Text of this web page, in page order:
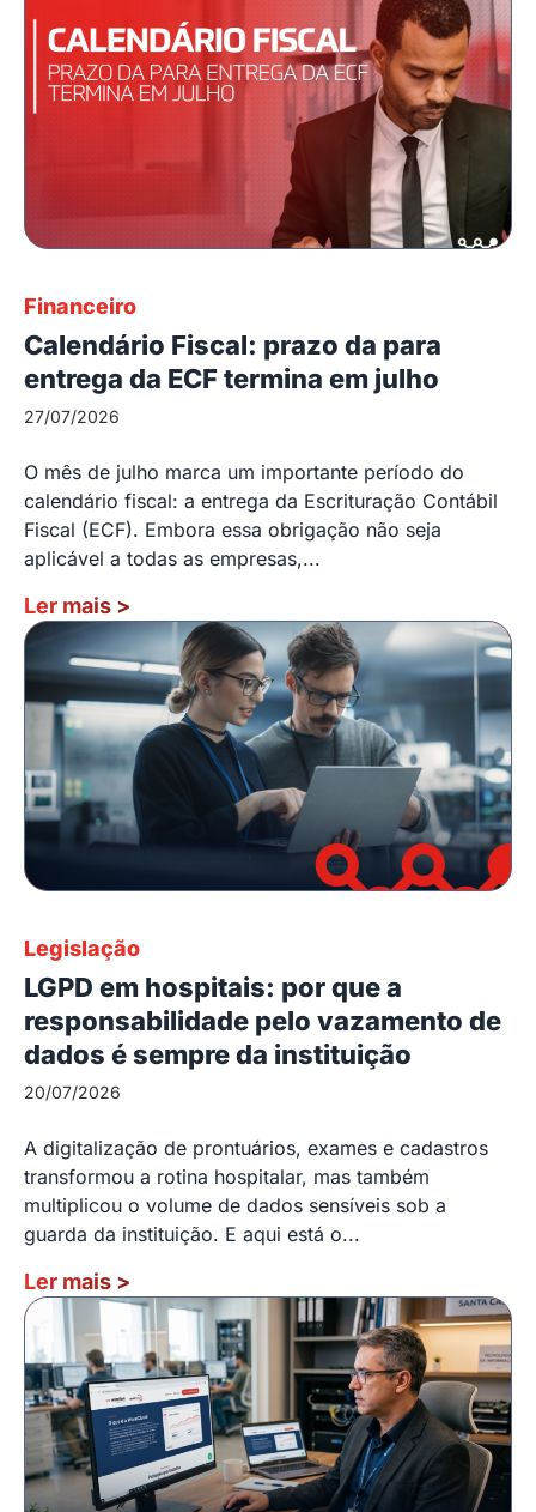
Financeiro
Calendário Fiscal: prazo da para
entrega da ECF termina em julho
27/07/2026
O mês de julho marca um importante período do
calendário fiscal: a entrega da Escrituração Contábil
Fiscal (ECF). Embora essa obrigação não seja
aplicável a todas as empresas,...
Ler mais >
Legislação
LGPD em hospitais: por que a
responsabilidade pelo vazamento de
dados é sempre da instituição
20/07/2026
A digitalização de prontuários, exames e cadastros
transformou a rotina hospitalar, mas também
multiplicou o volume de dados sensíveis sob a
guarda da instituição. E aqui está o...
Ler mais >